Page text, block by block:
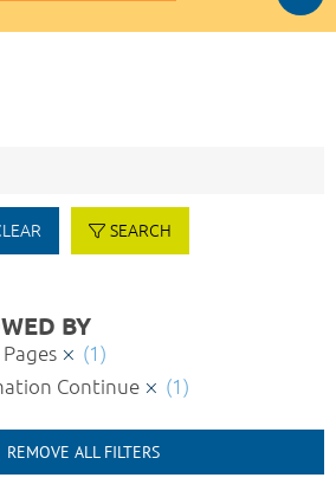
SEARCH
BY
(1)
Continue
(1)
REMOVE ALL FILTERS